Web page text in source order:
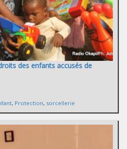
des enfants accusés de
, Protection, sorcellerie